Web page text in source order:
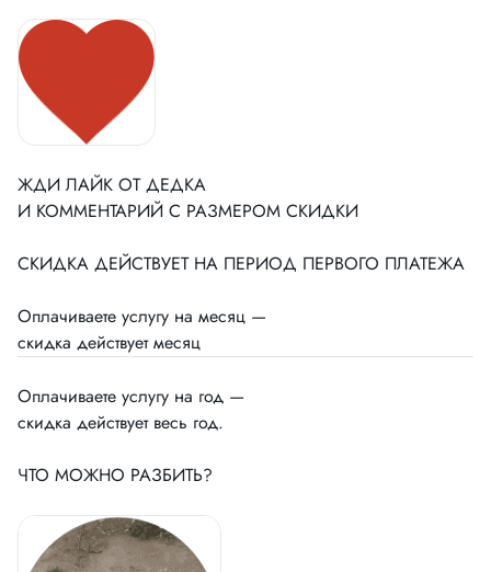
ЖДИ ЛАЙК ОТ ДЕДКА
И КОММЕНТАРИЙ С РАЗМЕРОМ СКИДКИ
СКИДКА ДЕЙСТВУЕТ НА ПЕРИОД ПЕРВОГО ПЛАТЕЖА
Оплачиваете услугу на месяц —
скидка действует месяц
Оплачиваете услугу на год —
скидка действует весь год.
ЧТО МОЖНО РАЗБИТЬ?